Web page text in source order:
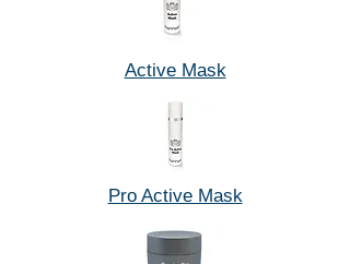
Active Mask
Pro Active Mask